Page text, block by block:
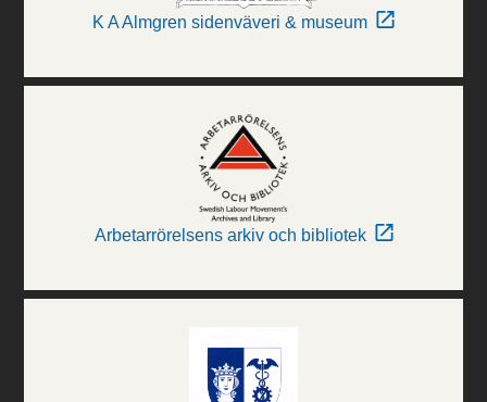
K A Almgren sidenväveri & museum
Arbetarrörelsens arkiv och bibliotek